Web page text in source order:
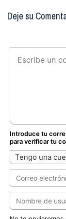
Deje su
Introduce tu
para verificar tu
Tengo una